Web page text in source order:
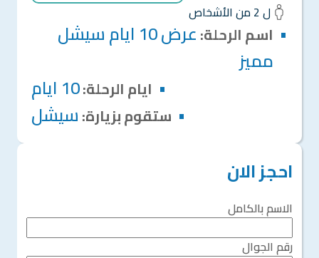
ل 2 من الأشخاص
اسم الرحلة:
عرض 10 ايام سيشل
مميز
ايام الرحلة:10 ايام
ستقوم بزيارة:سيشل
احجز الان
الاسم بالكامل
رقم الجوال